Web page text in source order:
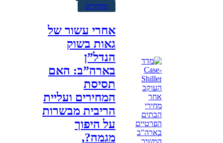
מחקרים
אחרי עשור של
גאות בשוק
הנדל”ן
בארה”ב: האם
תסיסת
המחירים ועליית
הריבית מבשרות
על היפוך
מגמה?,